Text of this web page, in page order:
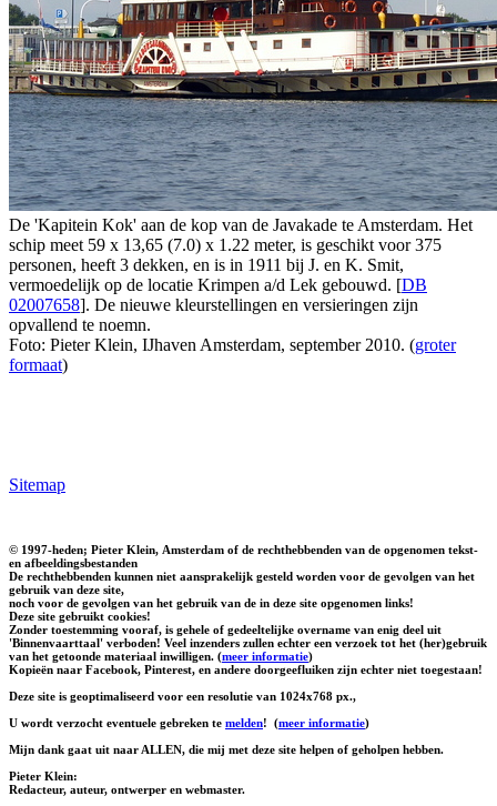
De 'Kapitein Kok' aan de kop van de Javakade te Amsterdam. Het
schip meet 59 x 13,65 (7.0) x 1.22 meter, is geschikt voor 375
personen, heeft 3 dekken, en is in 1911 bij J. en K. Smit,
vermoedelijk op de locatie Krimpen a/d Lek gebouwd. [DB
02007658]. De nieuwe kleurstellingen en versieringen zijn
opvallend te noemn.
Foto: Pieter Klein, IJhaven Amsterdam, september 2010. (groter
formaat)
Sitemap
© 1997-heden; Pieter Klein, Amsterdam of de rechthebbenden van de opgenomen tekst-
en afbeeldingsbestanden
De rechthebbenden kunnen niet aansprakelijk gesteld worden voor de gevolgen van het
gebruik van deze site,
noch voor de gevolgen van het gebruik van de in deze site opgenomen links!
Deze site gebruikt cookies!
Zonder toestemming vooraf, is gehele of gedeeltelijke overname van enig deel uit
'Binnenvaarttaal' verboden! Veel inzenders zullen echter een verzoek tot het (her)gebruik
van het getoonde materiaal inwilligen. (meer informatie)
Kopieën naar Facebook, Pinterest, en andere doorgeefluiken zijn echter niet toegestaan!
Deze site is geoptimaliseerd voor een resolutie van 1024x768 px.,
U wordt verzocht eventuele gebreken te melden! (meer informatie)
Mijn dank gaat uit naar ALLEN, die mij met deze site helpen of geholpen hebben.
Pieter Klein:
Redacteur, auteur, ontwerper en webmaster.